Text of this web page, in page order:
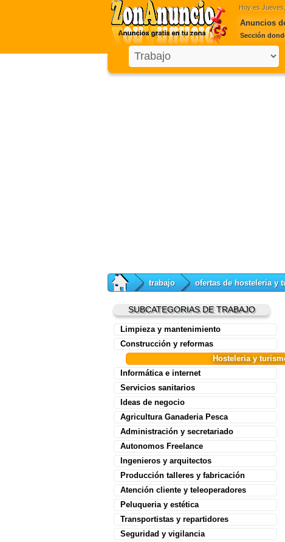
Hoy es
Anuncios
Sección
trabajo ofertas de hosteleria y
SUBCATEGORIAS DE TRABAJO
Limpieza y mantenimiento
Construcción y reformas
Hosteleria y
Informática e internet
Servicios sanitarios
Ideas de negocio
Agricultura Ganaderia Pesca
Administración y secretariado
Autonomos Freelance
Ingenieros y arquitectos
Producción talleres y fabricación
Atención cliente y teleoperadores
Peluqueria y estética
Transportistas y repartidores
Seguridad y vigilancia